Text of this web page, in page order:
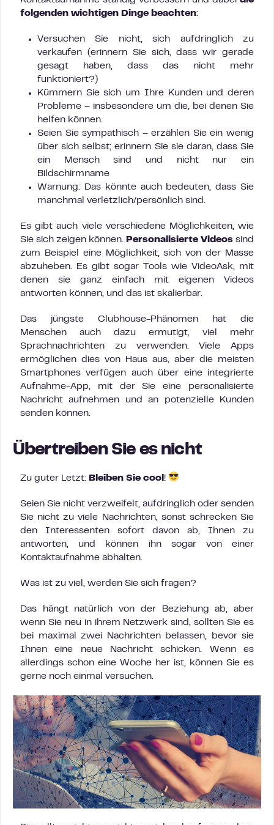
folgenden wichtigen Dinge beachten:
Versuchen Sie nicht, sich aufdringlich zu
verkaufen (erinnern Sie sich, dass wir gerade
gesagt haben, dass das nicht mehr
funktioniert?)
Kümmern Sie sich um Ihre Kunden und deren
Probleme – insbesondere um die, bei denen Sie
helfen können.
Seien Sie sympathisch – erzählen Sie ein wenig
über sich selbst; erinnern Sie sie daran, dass Sie
ein Mensch sind und nicht nur ein
Bildschirmname
Warnung: Das könnte auch bedeuten, dass Sie
manchmal verletzlich/persönlich sind.
Es gibt auch viele verschiedene Möglichkeiten, wie
Sie sich zeigen können.
Personalisierte Videos sind
zum Beispiel eine Möglichkeit, sich von der Masse
abzuheben. Es gibt sogar Tools wie VideoAsk, mit
denen sie ganz einfach mit eigenen Videos
antworten können, und das ist skalierbar.
Das jüngste Clubhouse-Phänomen hat die
Menschen auch dazu ermutigt, viel mehr
Sprachnachrichten zu verwenden. Viele Apps
ermöglichen dies von Haus aus, aber die meisten
Smartphones verfügen auch über eine integrierte
Aufnahme-App, mit der Sie eine personalisierte
Nachricht aufnehmen und an potenzielle Kunden
senden können.
Übertreiben Sie es nicht
Zu guter Letzt: Bleiben Sie cool !
Seien Sie nicht verzweifelt, aufdringlich oder senden
Sie nicht zu viele Nachrichten, sonst schrecken Sie
den Interessenten sofort davon ab, Ihnen zu
antworten, und können ihn sogar von einer
Kontaktaufnahme abhalten.
Was ist zu viel, werden Sie sich fragen?
Das hängt natürlich von der Beziehung ab, aber
wenn Sie neu in ihrem Netzwerk sind, sollten Sie es
bei maximal zwei Nachrichten belassen, bevor sie
Ihnen eine neue Nachricht schicken. Wenn es
allerdings schon eine Woche her ist, können Sie es
gerne noch einmal versuchen.